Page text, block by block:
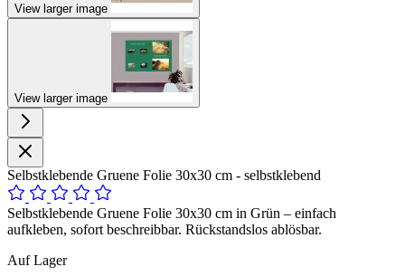
View larger image
View larger image
Selbstklebende Gruene Folie 30x30 cm - selbstklebend
Selbstklebende Gruene Folie 30x30 cm in Grün – einfach
aufkleben, sofort beschreibbar. Rückstandslos ablösbar.
Auf Lager